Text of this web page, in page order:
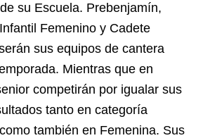
su Escuela. Prebenjamín,
Femenino y Cadete
sus equipos de cantera
Mientras que en
competirán por igualar sus
tanto en categoría
también en Femenina. Sus